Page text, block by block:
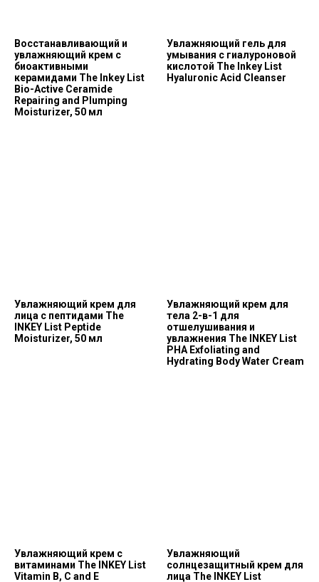
Восстанавливающий и
увлажняющий крем с
биоактивными
керамидами The Inkey List
Bio-Active Ceramide
Repairing and Plumping
Moisturizer, 50 мл
Увлажняющий гель для
умывания с гиалуроновой
кислотой The Inkey List
Hyaluronic Acid Сleanser
Увлажняющий крем для
лица с пептидами The
INKEY List Peptide
Moisturizer, 50 мл
Увлажняющий крем для
тела 2-в-1 для
отшелушивания и
увлажнения The INKEY List
PHA Exfoliating and
Hydrating Body Water Cream
Увлажняющий крем с
витаминами The INKEY List
Vitamin B, C and E
Увлажняющий
солнцезащитный крем для
лица The INKEY List